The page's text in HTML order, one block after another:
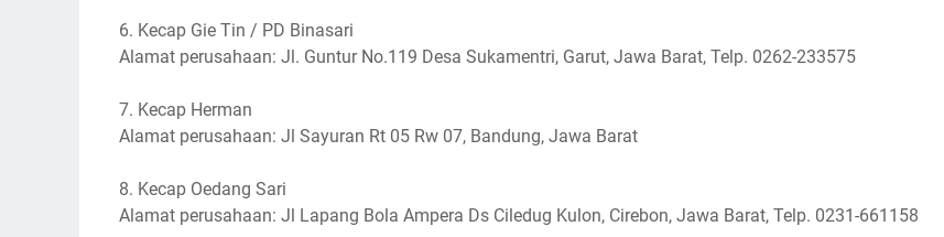
6. Kecap Gie Tin / PD Binasari
Alamat perusahaan: Jl. Guntur No.119 Desa Sukamentri, Garut, Jawa Barat, Telp. 0262-233575
7. Kecap Herman
Alamat perusahaan: Jl Sayuran Rt 05 Rw 07, Bandung, Jawa Barat
8. Kecap Oedang Sari
Alamat perusahaan: Jl Lapang Bola Ampera Ds Ciledug Kulon, Cirebon, Jawa Barat, Telp. 0231-661158